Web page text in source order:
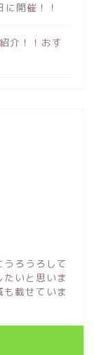
開催！！
介！！おす
ろうろして
いと思いま
載せていま